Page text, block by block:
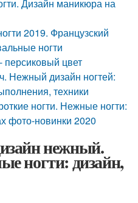
Дизайн маникюра на
2019. Французский
ногти
цвет
Нежный дизайн ногтей:
техники
ногти. Нежные ногти:
фото-новинки 2020
нежный.
ногти: дизайн,